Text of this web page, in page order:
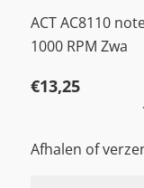
ACT AC8110
1000 RPM Zwa
€13,25
Afhalen of